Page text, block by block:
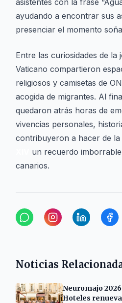
asistentes con la frase
ayudando a encontrar sus
presenciar el momento
Entre las curiosidades de la
Vaticano compartieron
religiosos y camisetas de
acogida de migrantes. Al
quedaron atrás horas de
vivencias personales,
contribuyeron a hacer de la
un recuerdo
canarios.
Noticias
Neuromajo
Hoteles